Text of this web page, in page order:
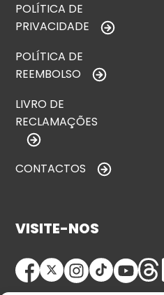
POLÍTICA DE
PRIVACIDADE
POLÍTICA DE
REEMBOLSO
LIVRO DE
RECLAMAÇÕES
CONTACTOS
VISITE-NOS